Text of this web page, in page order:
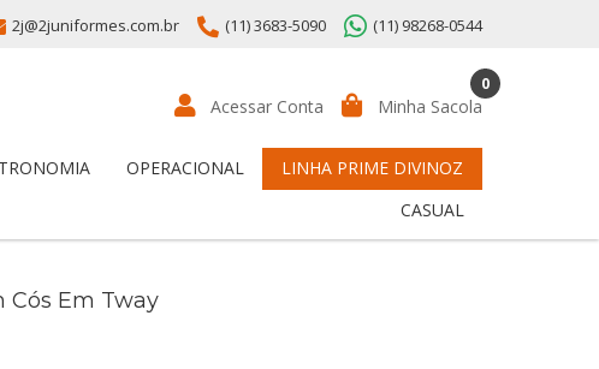
2j@2juniformes.com.br (11) 3683-5090 (11) 98268-0544
0
Minha Sacola
Acessar Conta
LINHA PRIME DIVINOZ
OPERACIONAL
CASUAL
Cós Em Tway